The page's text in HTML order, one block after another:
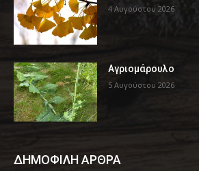
4 Αυγούστου 2026
Αγριομάρουλο
5 Αυγούστου 2026
ΔΗΜΟΦΙΛΗ ΑΡΘΡΑ